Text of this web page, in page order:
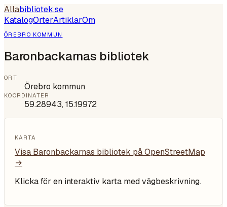
Allabibliotek.se
KatalogOrterArtiklarOm
ÖREBRO KOMMUN
Baronbackarnas bibliotek
ORT
Örebro kommun
KOORDINATER
59.28943,15.19972
KARTA
Visa Baronbackarnas bibliotek på OpenStreetMap
→
Klicka för en interaktiv karta med vägbeskrivning.